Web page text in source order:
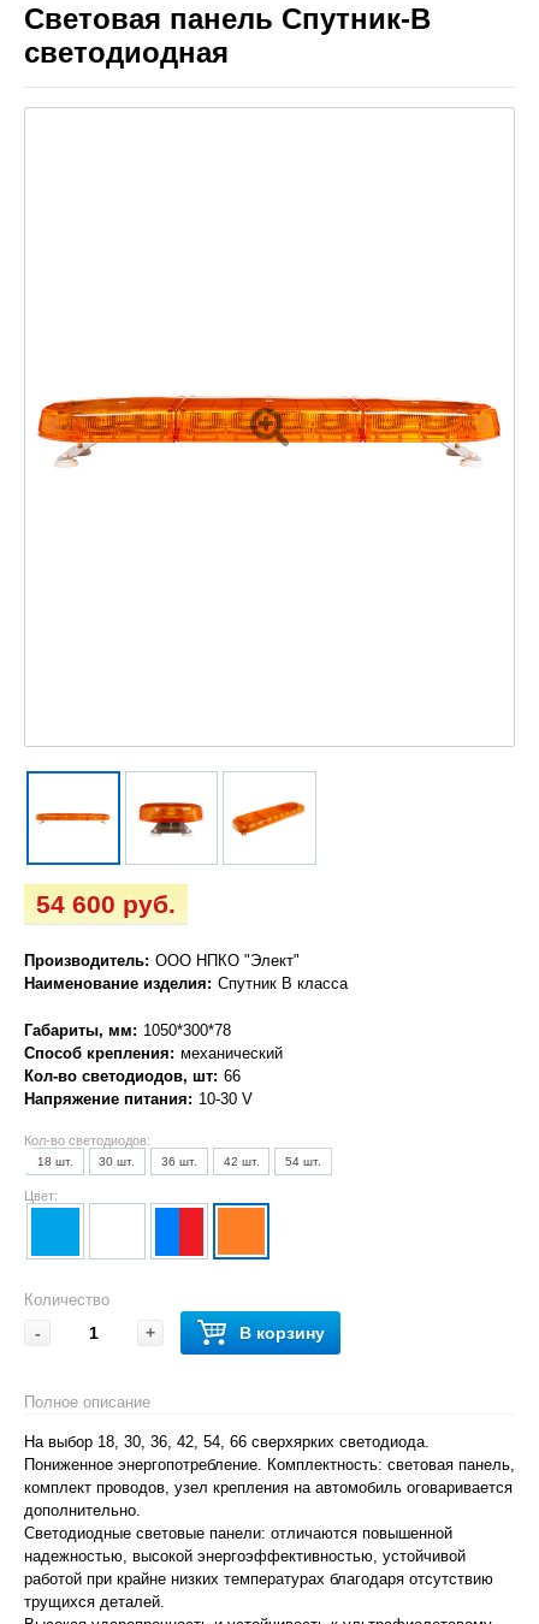
Световая панель Спутник-В
светодиодная
54 600 руб.
Производитель: ООО НПКО "Элект"
Наименование изделия: Спутник В класса
Габариты, мм: 1050*300*78
Способ крепления: механический
Кол-во светодиодов, шт: 66
Напряжение питания: 10-30 V
Кол-во светодиодов:
18 шт. 30 шт. 36 шт. 42 шт. 54 шт.
Цвет:
Количество
- + В корзину
Полное описание
На выбор 18, 30, 36, 42, 54, 66 сверхярких светодиода.
Пониженное энергопотребление. Комплектность: световая панель,
комплект проводов, узел крепления на автомобиль оговаривается
дополнительно.
Светодиодные световые панели: отличаются повышенной
надежностью, высокой энергоэффективностью, устойчивой
работой при крайне низких температурах благодаря отсутствию
трущихся деталей.